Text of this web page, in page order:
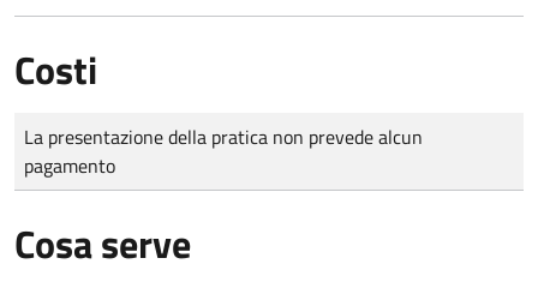
Costi
Tipo di pagamento
Importo
La presentazione della pratica non prevede alcun
pagamento
Cosa serve